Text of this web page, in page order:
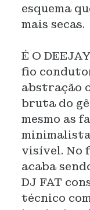
esquema
mais secas.
É O
fio
abstração
bruta do
mesmo as
visível. No
acaba
DJ FAT
técnico